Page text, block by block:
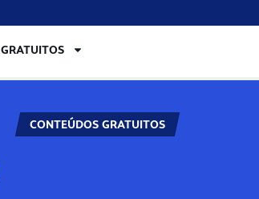
CONTEÚDOS GRATUITOS